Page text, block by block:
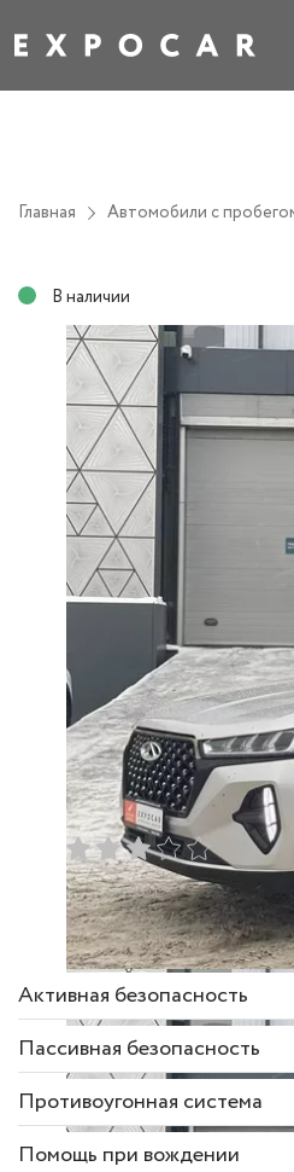
Главная Автомобили с
В наличии
Активная безопасность
Пассивная безопасность
Противоугонная система
Помощь при вождении